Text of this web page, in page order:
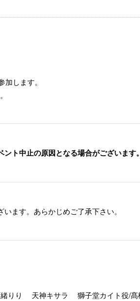
します。
ト中止の原因となる場合がございます。
ます。あらかじめご了承下さい。
りり 天神キサラ 獅子堂カイト役/